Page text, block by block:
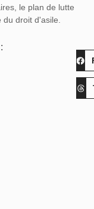
le plan de lutte
droit d'asile.